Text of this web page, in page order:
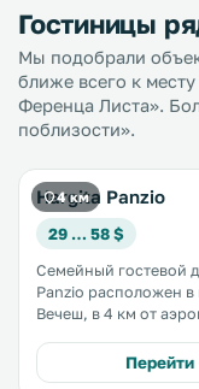
Гостиницы
Мы подобрали
ближе всего к
Ференца Листа».
поблизости».
4 км
Hargita Panzio
29 … 58 $
Семейный гостевой
Panzio расположен в
Вечеш, в 4 км от
номера с бесплатным
всех номерах